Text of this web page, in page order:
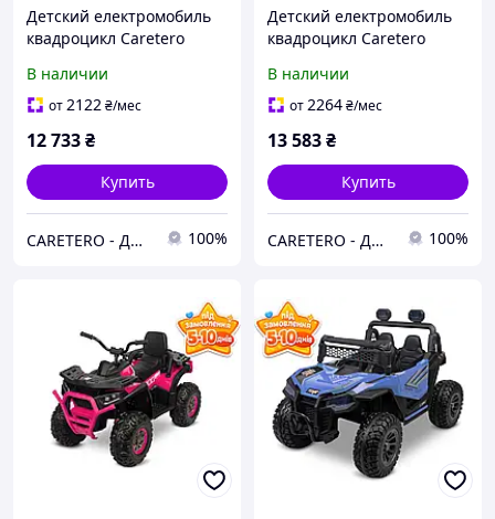
Детский електромобиль
квадроцикл Caretero
В наличии
от2122₴/мес
12 733₴
Купить
CARETERO - ДИТЯЧІ ТОВАРИ ОПТОМ ТА В РОЗДРІБ 100%
Детский електромобиль
квадроцикл Caretero
В наличии
от2264₴/мес
13 583₴
Купить
CARETERO - ДИТЯЧІ ТОВАРИ ОПТОМ ТА В РОЗДРІБ 100%